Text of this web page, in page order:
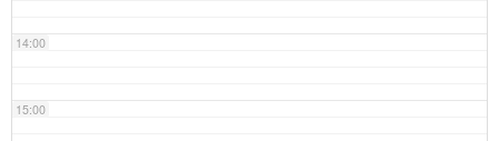
14:00
15:00